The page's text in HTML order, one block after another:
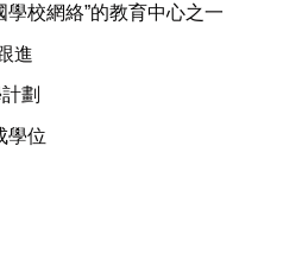
校網絡”的教育中心之一
進
劃
學位